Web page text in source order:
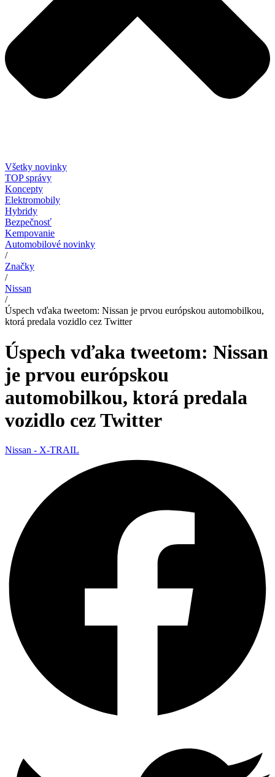
Všetky novinky
TOP správy
Koncepty
Elektromobily
Hybridy
Bezpečnosť
Kempovanie
Automobilové novinky
/
Značky
/
Nissan
/
Úspech vďaka tweetom: Nissan je prvou európskou automobilkou,
ktorá predala vozidlo cez Twitter
Úspech vďaka tweetom: Nissan
je prvou európskou
automobilkou, ktorá predala
vozidlo cez Twitter
Nissan - X-TRAIL